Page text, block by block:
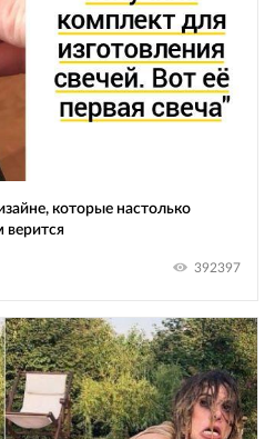
которые настолько
верится
392397